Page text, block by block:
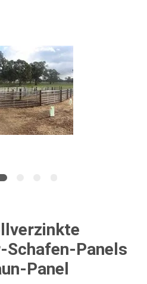
Panels
Panel